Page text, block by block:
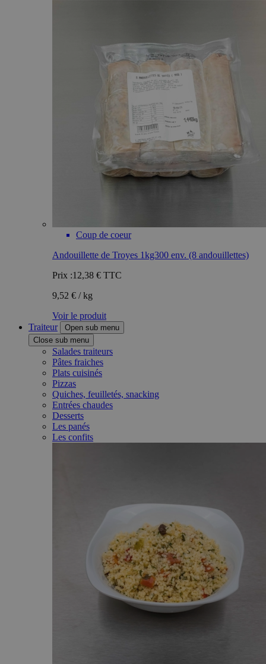
Coup de coeur
Andouillette de Troyes 1kg300 env. (8 andouillettes)
Prix :12,38 € TTC
9,52 € / kg
Voir le produit
Traiteur
Open sub menu
Close sub menu
Salades traiteurs
Pâtes fraiches
Plats cuisinés
Pizzas
Quiches, feuilletés, snacking
Entrées chaudes
Desserts
Les panés
Les confits